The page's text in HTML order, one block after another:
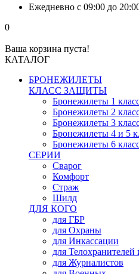
Ежедневно с 09:00 до
0
Ваша корзина пуста!
КАТАЛОГ
БРОНЕЖИЛЕТЫ
КЛАСС ЗАЩИТЫ
Бронежилеты 1
Бронежилеты 2
Бронежилеты 3
Бронежилеты 4 и 5
Бронежилеты 6
СЕРИИ
Сварог
Комфорт
Страж
Шилд
ДЛЯ КОГО
для ГБР
для Охраны
для Инкассации
для
для Журналистов